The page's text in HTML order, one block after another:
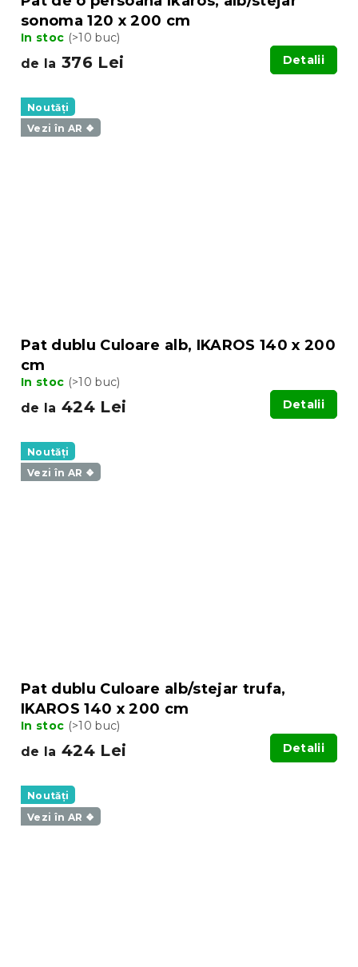
sonoma 120 x 200 cm
In stoc (>10 buc)
de la 376 Lei Detalii
Noutăți
Vezi în AR ❖
Pat dublu Culoare alb, IKAROS 140 x 200
cm
In stoc (>10 buc)
de la 424 Lei Detalii
Noutăți
Vezi în AR ❖
Pat dublu Culoare alb/stejar trufa,
IKAROS 140 x 200 cm
In stoc (>10 buc)
de la 424 Lei Detalii
Noutăți
Vezi în AR ❖